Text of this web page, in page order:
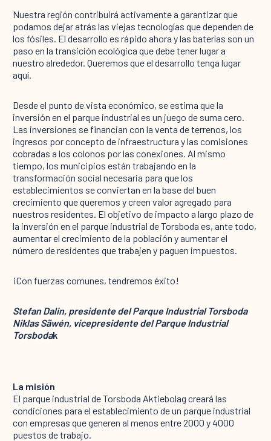
Nuestra región contribuirá activamente a garantizar que
podamos dejar atrás las viejas tecnologías que dependen de
los fósiles. El desarrollo es rápido ahora y las baterías son un
paso en la transición ecológica que debe tener lugar a
nuestro alrededor. Queremos que el desarrollo tenga lugar
aquí.
Desde el punto de vista económico, se estima que la
inversión en el parque industrial es un juego de suma cero.
Las inversiones se financian con la venta de terrenos, los
ingresos por concepto de infraestructura y las comisiones
cobradas a los colonos por las conexiones. Al mismo
tiempo, los municipios están trabajando en la
transformación social necesaria para que los
establecimientos se conviertan en la base del buen
crecimiento que queremos y creen valor agregado para
nuestros residentes. El objetivo de impacto a largo plazo de
la inversión en el parque industrial de Torsboda es, ante todo,
aumentar el crecimiento de la población y aumentar el
número de residentes que trabajen y paguen impuestos.
¡Con fuerzas comunes, tendremos éxito!
Stefan Dalin, presidente del Parque Industrial Torsboda
Niklas Säwén, vicepresidente del Parque Industrial
Torsbodak
La misión
El parque industrial de Torsboda Aktiebolag creará las
condiciones para el establecimiento de un parque industrial
con empresas que generen al menos entre 2000 y 4000
puestos de trabajo. ‍